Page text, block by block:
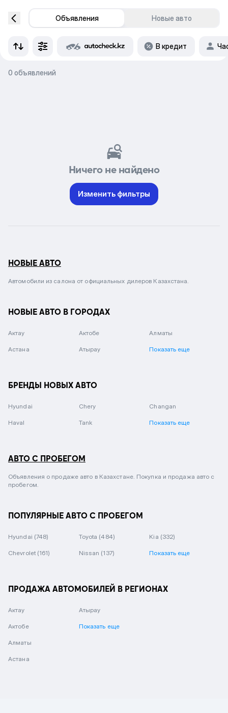
Объявления Новые авто
В кредит
0 объявлений
Ничего не найдено
Изменить фильтры
НОВЫЕ АВТО
Автомобили из салона от официальных дилеров Казахстана.
НОВЫЕ АВТО В ГОРОДАХ
Актау Актобе Алматы
Астана Атырау Показать еще
БРЕНДЫ НОВЫХ АВТО
Hyundai Chery Changan
Haval Tank Показать еще
АВТО С ПРОБЕГОМ
Объявления о продаже авто в Казахстане. Покупка и продажа авто с
пробегом.
ПОПУЛЯРНЫЕ АВТО С ПРОБЕГОМ
Hyundai (748) Toyota (484) Kia (332)
Chevrolet (161) Nissan (137) Показать еще
ПРОДАЖА АВТОМОБИЛЕЙ В РЕГИОНАХ
Актау
Актобе
Алматы
Астана
Атырау
Показать еще